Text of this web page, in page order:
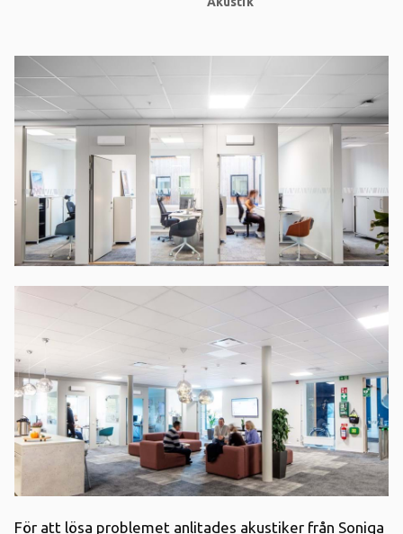
För att lösa problemet anlitades akustiker från Soniqa